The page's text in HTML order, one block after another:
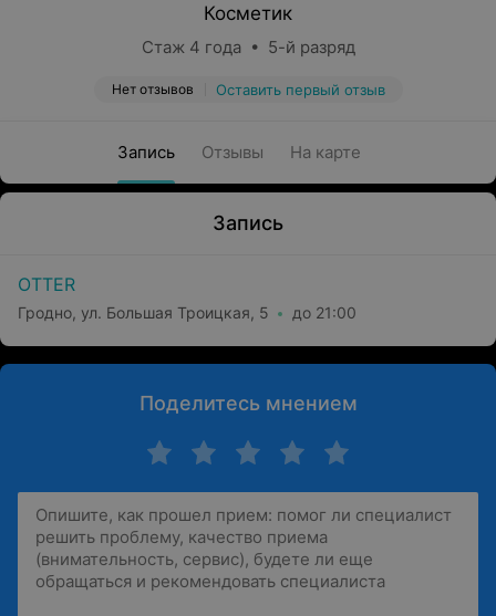
Косметик
Стаж 4 года • 5-й разряд
Нет отзывов Оставить первый отзыв
Запись Отзывы На карте
Запись
OTTER
Гродно, ул. Большая Троицкая, 5 до 21:00
Поделитесь мнением